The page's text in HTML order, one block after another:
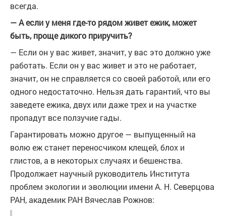
всегда.
— А если у меня где-то рядом живет ежик, может
быть, проще дикого приручить?
— Если он у вас живет, значит, у вас это должно уже
работать. Если он у вас живет и это не работает,
значит, он не справляется со своей работой, или его
одного недостаточно. Нельзя дать гарантий, что вы
заведете ежика, двух или даже трех и на участке
пропадут все ползучие гады.
Гарантировать можно другое — выпущенный на
волю еж станет переносчиком клещей, блох и
глистов, а в некоторых случаях и бешенства.
Продолжает научный руководитель Института
проблем экологии и эволюции имени А. Н. Северцова
РАН, академик РАН Вячеслав Рожнов: